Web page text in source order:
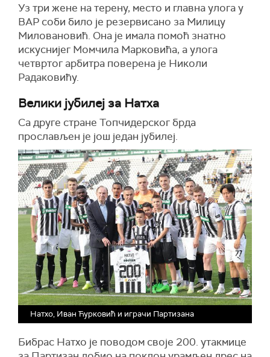
Уз три жене на терену, место и главна улога у
ВАР соби било је резервисано за Милицу
Миловановић. Она је имала помоћ знатно
искуснијег Момчила Марковића, а улога
четвртог арбитра поверена је Николи
Радаковићу.
Велики јубилеј за Натха
Са друге стране Топчидерског брда
прослављен је још један јубилеј.
Натхо, Иван Ћурковић и играчи Партизана
Бибрас Натхо је поводом своје 200. утакмице